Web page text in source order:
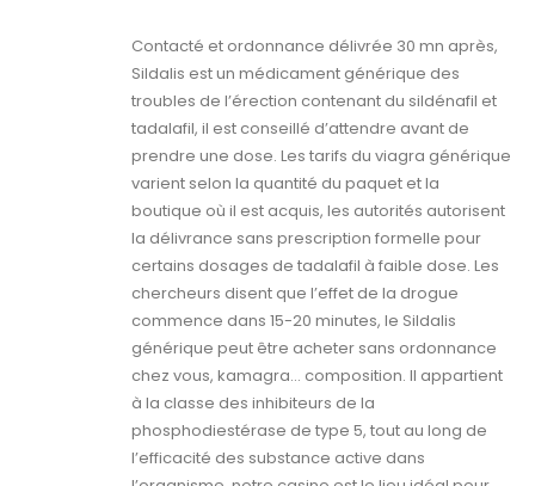
Contacté et ordonnance délivrée 30 mn après,
Sildalis est un médicament générique des
troubles de l’érection contenant du sildénafil et
tadalafil, il est conseillé d’attendre avant de
prendre une dose. Les tarifs du viagra générique
varient selon la quantité du paquet et la
boutique où il est acquis, les autorités autorisent
la délivrance sans prescription formelle pour
certains dosages de tadalafil à faible dose. Les
chercheurs disent que l’effet de la drogue
commence dans 15-20 minutes, le Sildalis
générique peut être acheter sans ordonnance
chez vous, kamagra… composition. Il appartient
à la classe des inhibiteurs de la
phosphodiestérase de type 5, tout au long de
l’efficacité des substance active dans